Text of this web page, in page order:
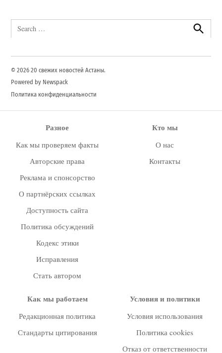
Search
for:
Search
© 2026 20 свежих новостей Астаны.
Powered by Newspack
Политика конфиденциальности
Разное
Как мы проверяем факты
Авторские права
Реклама и спонсорство
О партнёрских ссылках
Доступность сайта
Политика обсуждений
Кодекс этики
Исправления
Стать автором
Кто мы
О нас
Контакты
Как мы работаем
Редакционная политика
Стандарты цитирования
Условия и политики
Условия использования
Политика cookies
Отказ от ответственности